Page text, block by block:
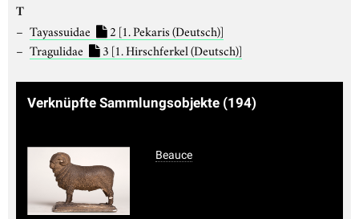
T
Tayassuidae 2 [1. Pekaris (Deutsch)]
Tragulidae
3 [1. Hirschferkel (Deutsch)]
Verknüpfte Sammlungsobjekte (194)
Beauce